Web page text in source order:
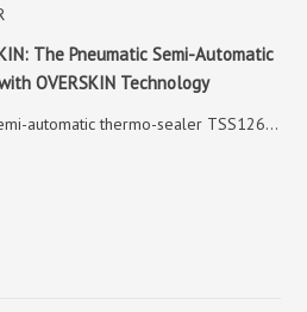
The Pneumatic Semi-Automatic
OVERSKIN Technology
automatic thermo-sealer TSS126...